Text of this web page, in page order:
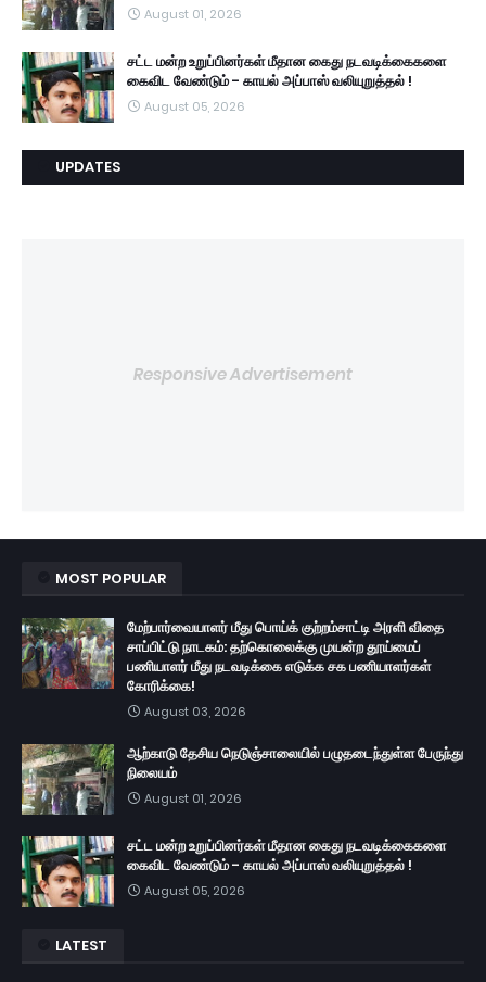
August 01, 2026
சட்ட மன்ற உறுப்பினர்கள் மீதான கைது நடவடிக்கைகளை
கைவிட வேண்டும் - காயல் அப்பாஸ் வலியுறுத்தல் !
August 05, 2026
UPDATES
Responsive Advertisement
MOST POPULAR
மேற்பார்வையாளர் மீது பொய்க் குற்றம்சாட்டி அரளி விதை
சாப்பிட்டு நாடகம்: தற்கொலைக்கு முயன்ற தூய்மைப்
பணியாளர் மீது நடவடிக்கை எடுக்க சக பணியாளர்கள்
கோரிக்கை!
August 03, 2026
ஆற்காடு தேசிய நெடுஞ்சாலையில் பழுதடைந்துள்ள பேருந்து
நிலையம்
August 01, 2026
சட்ட மன்ற உறுப்பினர்கள் மீதான கைது நடவடிக்கைகளை
கைவிட வேண்டும் - காயல் அப்பாஸ் வலியுறுத்தல் !
August 05, 2026
LATEST